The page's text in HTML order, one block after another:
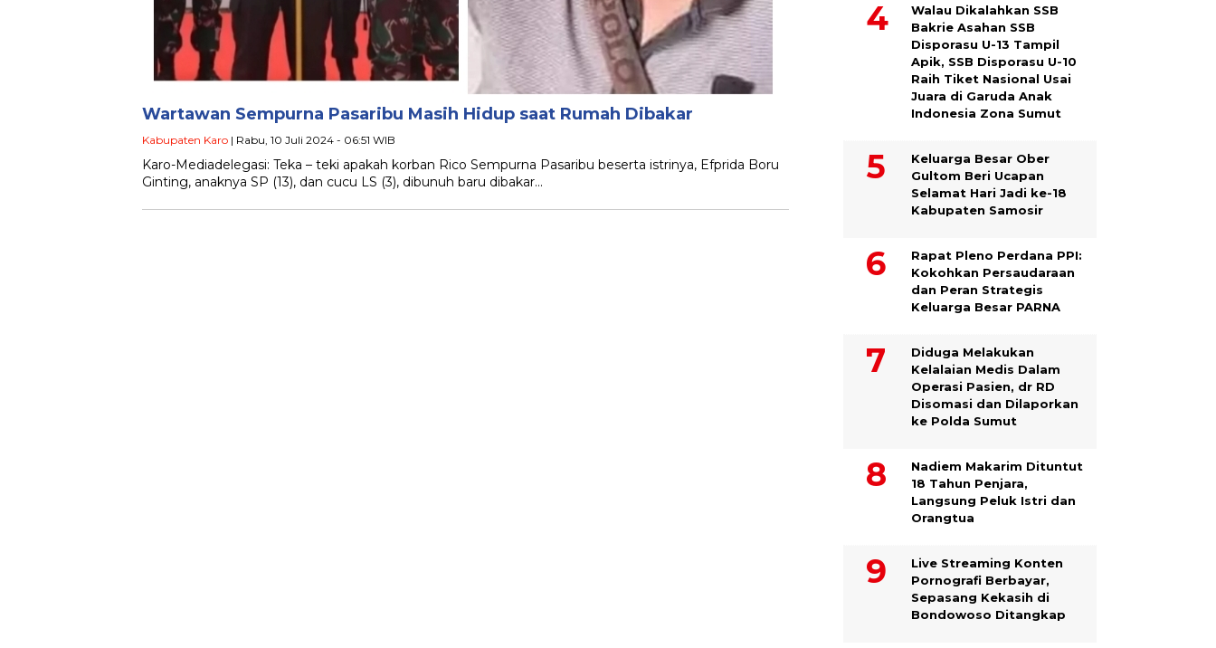
Wartawan Sempurna Pasaribu Masih Hidup saat Rumah Dibakar
Kabupaten Karo | Rabu, 10 Juli 2024 - 06:51 WIB
Karo-Mediadelegasi: Teka – teki apakah korban Rico Sempurna Pasaribu beserta istrinya, Efprida Boru
Ginting, anaknya SP (13), dan cucu LS (3), dibunuh baru dibakar…
Walau Dikalahkan SSB
Bakrie Asahan SSB
Disporasu U-13 Tampil
Apik, SSB Disporasu U-10
Raih Tiket Nasional Usai
Juara di Garuda Anak
Indonesia Zona Sumut
Keluarga Besar Ober
Gultom Beri Ucapan
Selamat Hari Jadi ke-18
Kabupaten Samosir
Rapat Pleno Perdana PPI:
Kokohkan Persaudaraan
dan Peran Strategis
Keluarga Besar PARNA
Diduga Melakukan
Kelalaian Medis Dalam
Operasi Pasien, dr RD
Disomasi dan Dilaporkan
ke Polda Sumut
​Nadiem Makarim Dituntut
18 Tahun Penjara,
Langsung Peluk Istri dan
Orangtua
Live Streaming Konten
Pornografi Berbayar,
Sepasang Kekasih di
Bondowoso Ditangkap